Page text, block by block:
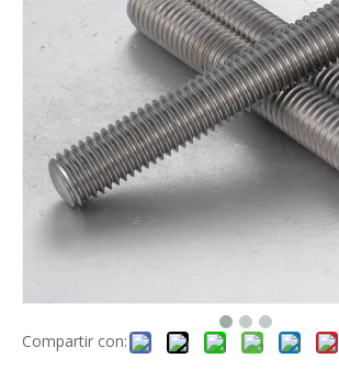
Compartir con: